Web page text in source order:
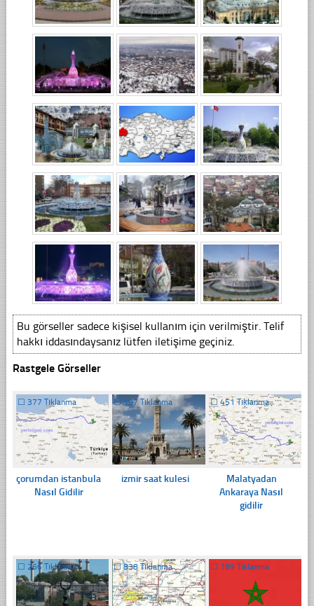
Bu görseller sadece kişisel kullanım için verilmiştir. Telif
hakkı iddasındaysanız lütfen iletişime geçiniz.
Rastgele Görseller
☐ 377 Tıklanma
çorumdan istanbula
Nasıl Gidilir
☐197 Tıklanma
izmir saat kulesi
☐451 Tıklanma
Malatyadan
Ankaraya Nasıl
gidilir
☐ 266 Tıklanma ☐838 Tıklanma ☐ 199 Tıklanma